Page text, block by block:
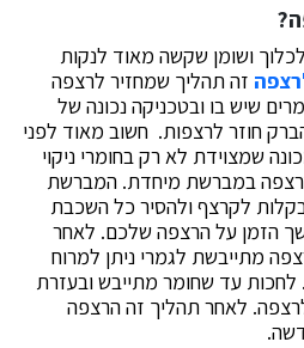
ושומן שקשה מאוד לנקות
זה תהליך שמחזיר לרצפה
שיש בו ובטכניקה נכונה של
חוזר לרצפות. חשוב מאוד לפני
שמצוידת לא רק בחומרי ניקוי
במברשת מיחדת. המברשת
לקרצף ולהסיר כל השכבת
הזמן על הרצפה שלכם. לאחר
מתייבשת לגמרי ניתן למרוח
עד שחומר מתייבש ובעזרת
לאחר תהליך זה הרצפה